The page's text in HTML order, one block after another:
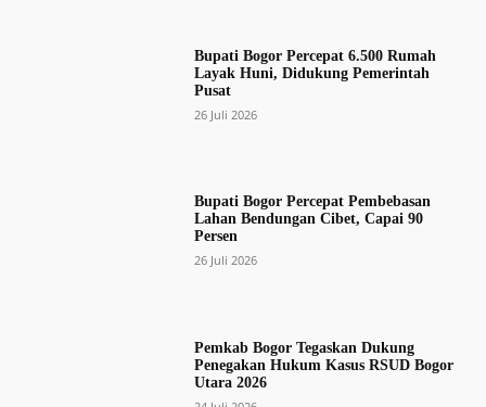
Bupati Bogor Percepat 6.500 Rumah
Layak Huni, Didukung Pemerintah
Pusat
26 Juli 2026
Bupati Bogor Percepat Pembebasan
Lahan Bendungan Cibet, Capai 90
Persen
26 Juli 2026
Pemkab Bogor Tegaskan Dukung
Penegakan Hukum Kasus RSUD Bogor
Utara 2026